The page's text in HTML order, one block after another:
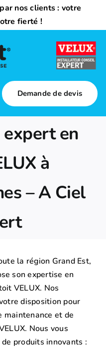
nos clients : votre
fierté !
Demande de devis
en
à
– A Ciel
la région Grand Est,
son expertise en
VELUX. Nos
disposition pour
maintenance et de
Nous vous
produits innovants :